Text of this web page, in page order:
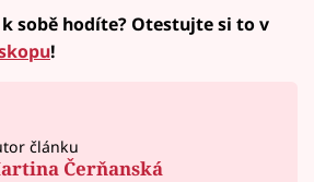
sobě hodíte? Otestujte si to v
!
článku
Čerňanská